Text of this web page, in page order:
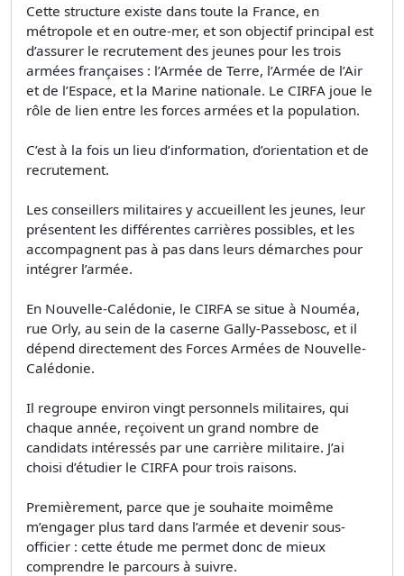
Cette structure existe dans toute la France, en
métropole et en outre-mer, et son objectif principal est
d’assurer le recrutement des jeunes pour les trois
armées françaises : l’Armée de Terre, l’Armée de l’Air
et de l’Espace, et la Marine nationale. Le CIRFA joue le
rôle de lien entre les forces armées et la population.
C’est à la fois un lieu d’information, d’orientation et de
recrutement.
Les conseillers militaires y accueillent les jeunes, leur
présentent les différentes carrières possibles, et les
accompagnent pas à pas dans leurs démarches pour
intégrer l’armée.
En Nouvelle-Calédonie, le CIRFA se situe à Nouméa,
rue Orly, au sein de la caserne Gally-Passebosc, et il
dépend directement des Forces Armées de Nouvelle-
Calédonie.
Il regroupe environ vingt personnels militaires, qui
chaque année, reçoivent un grand nombre de
candidats intéressés par une carrière militaire. J’ai
choisi d’étudier le CIRFA pour trois raisons.
Premièrement, parce que je souhaite moimême
m’engager plus tard dans l’armée et devenir sous-
officier : cette étude me permet donc de mieux
comprendre le parcours à suivre.